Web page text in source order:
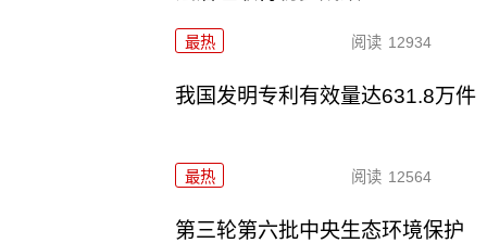
最热 阅读 12934
我国发明专利有效量达631.8万件
最热 阅读 12564
第三轮第六批中央生态环境保护